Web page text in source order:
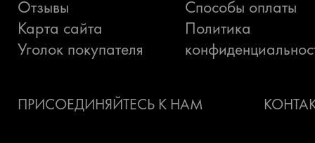
Отзывы
Карта сайта
Уголок покупателя
Способы оплаты
Политика
ПРИСОЕДИНЯЙТЕСЬ К НАМ